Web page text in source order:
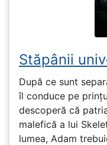
Stăpânii
După ce sunt
îl conduce pe
descoperă că
malefică a lui
lumea, Adam